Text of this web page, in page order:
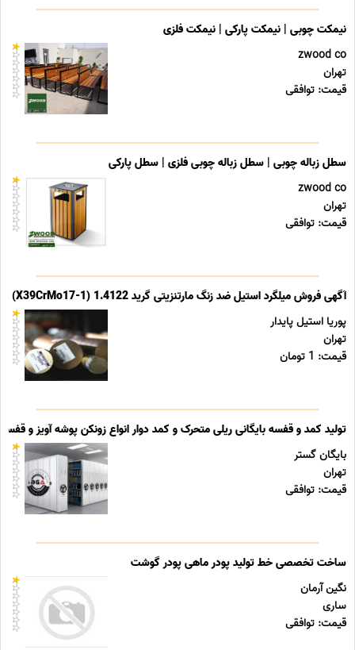
نیمکت چوبی | نیمکت پارکی | نیمکت فلزی
zwood co
تهران
قیمت: توافقی
سطل زباله چوبی | سطل زباله چوبی فلزی | سطل پارکی
zwood co
تهران
قیمت: توافقی
آگهی فروش میلگرد استیل ضد زنگ مارتنزیتی گرید 1.4122 (X39CrMo17-1)
پوریا استیل پایدار
تهران
قیمت: 1 تومان
تولید کمد و قفسه بایگانی ریلی متحرک و کمد دوار انواع زونکن پوشه آویز و قفسه
بایگان گستر
تهران
قیمت: توافقی
ساخت تخصصی خط تولید پودر ماهی پودر گوشت
نگین آرمان
ساری
قیمت: توافقی